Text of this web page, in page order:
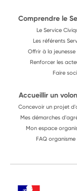
Comprendre le
Le Service
Les référents
Offrir à la
Renforcer les
Faire
Accueillir un
Concevoir un projet
Mes démarches
Mon espace
FAQ organisme